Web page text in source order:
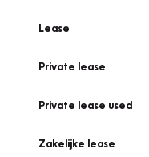
Lease
Private lease
Private lease used
Zakelijke lease